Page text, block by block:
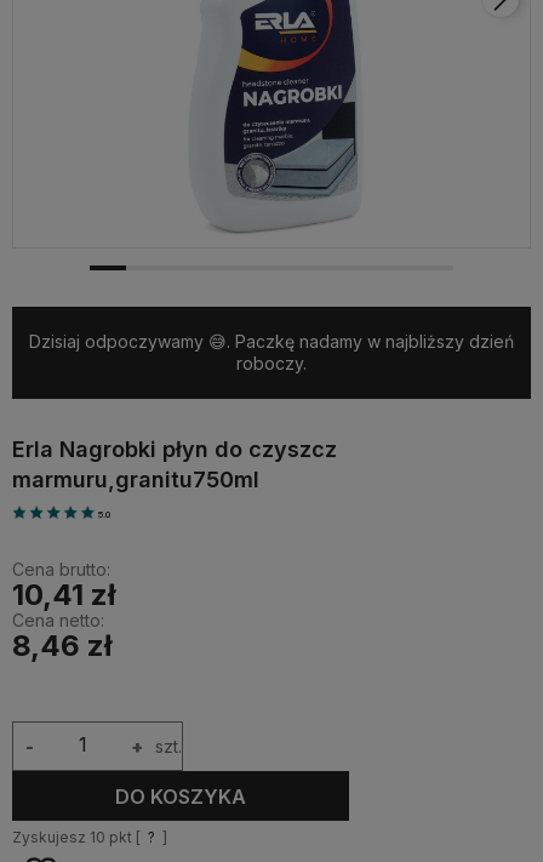
Dzisiaj odpoczywamy 😅. Paczkę nadamy w najbliższy dzień
roboczy.
Erla Nagrobki płyn do czyszcz
marmuru,granitu750ml
5.0
Cena brutto:
10,41 zł
Cena netto:
8,46 zł
+
- szt.
DO KOSZYKA
Zyskujesz 10 pkt [ ? ]